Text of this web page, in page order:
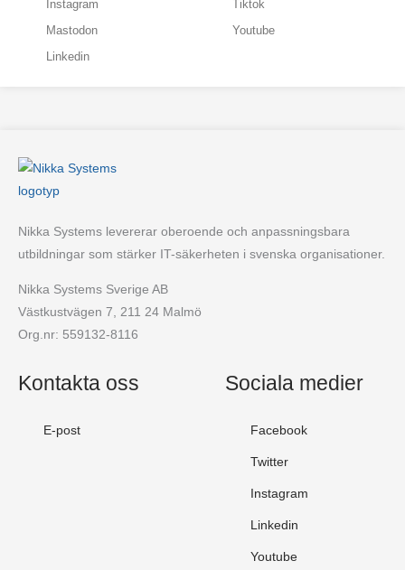
Instagram
Mastodon
Linkedin
Tiktok
Youtube
Nikka Systems levererar oberoende och anpassningsbara
utbildningar som stärker IT-säkerheten i svenska organisationer.
Nikka Systems Sverige AB
Västkustvägen 7, 211 24 Malmö
Org.nr: 559132-8116
Kontakta oss
E-post
Sociala medier
Facebook
Twitter
Instagram
Linkedin
Youtube